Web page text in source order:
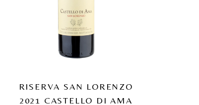
RISERVA SAN LORENZO
2021 CASTELLO DI AMA